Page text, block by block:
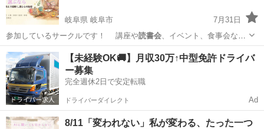
岐阜県 岐阜市
7月31日
参加しているサークルです！ 講座や読書会、イベント、食事会など
毎月開催していま…
岐阜 岐阜市 セミナー
【未経験OK🚚】月収30万↑中型免許ドライバ
ー募集
完全週休2日で安定転職
ドライバーダイレクト Ad
8/11「変われない」私が変わる、たった一つ